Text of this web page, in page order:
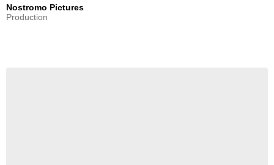
Nostromo Pictures
Production